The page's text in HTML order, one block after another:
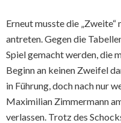
Erneut musste die
antreten. Gegen die
Spiel gemacht werden, die
Beginn an keinen Zweifel
in Führung, doch nach nur
Maximilian Zimmermann
verlassen. Trotz des